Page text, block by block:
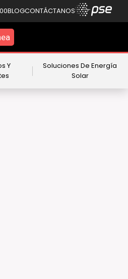
BLOGCONTÁCTANOS
Y
Soluciones De Energía
Solar